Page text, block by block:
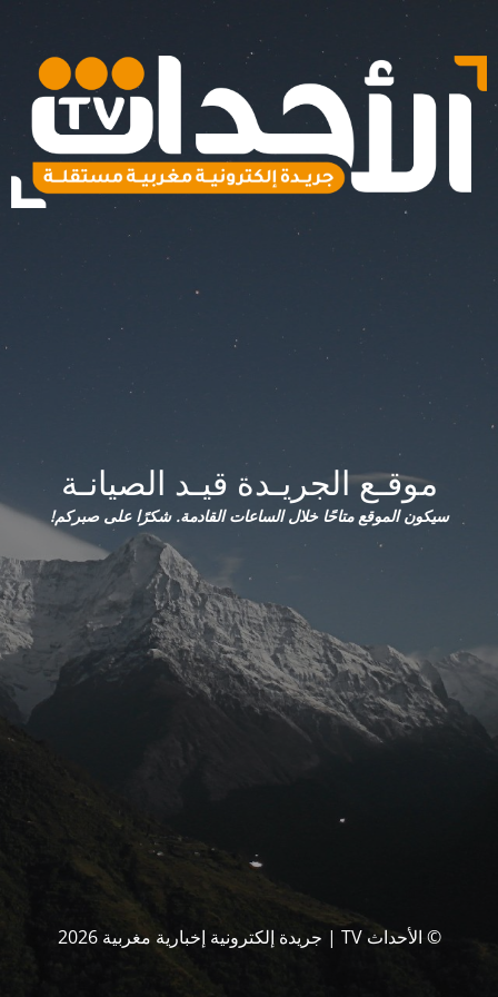
موقـع الجريـدة قيـد الصيانـة
سيكون الموقع متاحًا خلال الساعات القادمة. شكرًا على صبركم!
© الأحداث TV | جريدة إلكترونية إخبارية مغربية 2026